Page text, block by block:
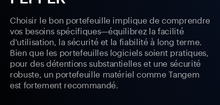
Choisir le bon portefeuille implique de comprendre
vos besoins spécifiques—équilibrez la facilité
d'utilisation, la sécurité et la fiabilité à long terme.
Bien que les portefeuilles logiciels soient pratiques,
pour des détentions substantielles et une sécurité
robuste, un portefeuille matériel comme Tangem
est fortement recommandé.